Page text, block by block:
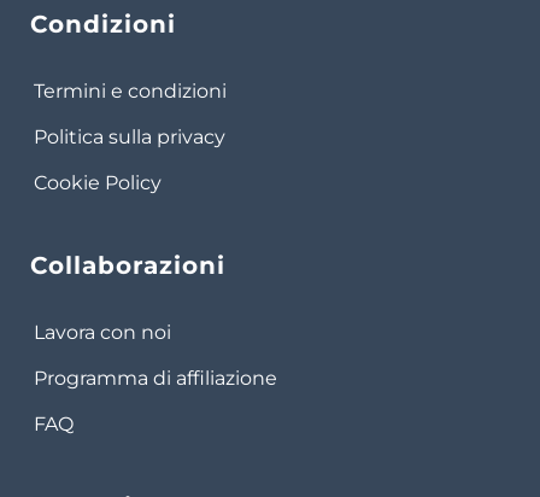
Condizioni
Termini e condizioni
Politica sulla privacy
Cookie Policy
Collaborazioni
Lavora con noi
Programma di affiliazione
FAQ